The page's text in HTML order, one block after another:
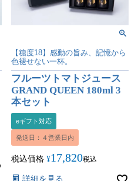
【糖度18】感動の旨み、記憶から
色褪せない一杯。
フルーツトマトジュース
GRAND QUEEN 180ml 3
本セット
eギフト対応
発送日：４営業日内
税込価格 ¥17,820税込
詳細を見る